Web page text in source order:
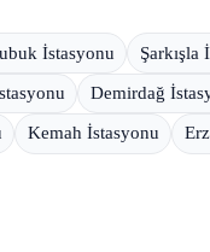
İstasyonu Şarkışla
Demirdağ
Kemah İstasyonu